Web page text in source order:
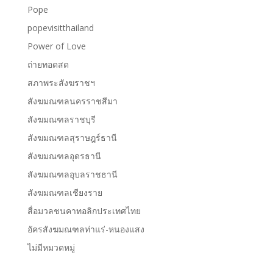
Pope
popevisitthailand
Power of Love
ถ่ายทอดสด
สภาพระสังฆราชฯ
สังฆมณฑลนครราชสีมา
สังฆมณฑลราชบุรี
สังฆมณฑลสุราษฎร์ธานี
สังฆมณฑลอุดรธานี
สังฆมณฑลอุบลราชธานี
สังฆมณฑลเชียงราย
สื่อมวลชนคาทอลิกประเทศไทย
อัครสังฆมณฑลท่าแร่-หนองแสง
ไม่มีหมวดหมู่